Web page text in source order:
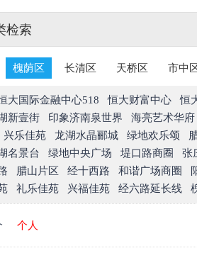
检索
槐荫区 长清区 天桥区 市中
大国际金融中心518 恒大财富中心 恒
新壹街 印象济南泉世界 海亮艺术华府
兴乐佳苑 龙湖水晶郦城 绿地欢乐颂
名景台 绿地中央广场 堤口路商圈 张
腊山片区 经十西路 和谐广场商圈
礼乐佳苑 兴福佳苑 经六路延长线
个人